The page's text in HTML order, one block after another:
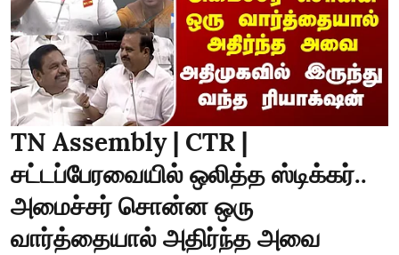
TN Assembly | CTR |
சட்டப்பேரவையில் ஒலித்த ஸ்டிக்கர்..
அமைச்சர் சொன்ன ஒரு
வார்த்தையால் அதிர்ந்த அவை